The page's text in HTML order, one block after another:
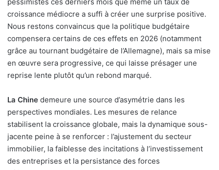
croissance médiocre a suffi à créer une surprise positive.
Nous restons convaincus que la politique budgétaire
compensera certains de ces effets en 2026 (notamment
grâce au tournant budgétaire de l’Allemagne), mais sa mise
en œuvre sera progressive, ce qui laisse présager une
reprise lente plutôt qu’un rebond marqué.
La Chine demeure une source d’asymétrie dans les
perspectives mondiales. Les mesures de relance
stabilisent la croissance globale, mais la dynamique sous-
jacente peine à se renforcer : l’ajustement du secteur
immobilier, la faiblesse des incitations à l’investissement
des entreprises et la persistance des forces